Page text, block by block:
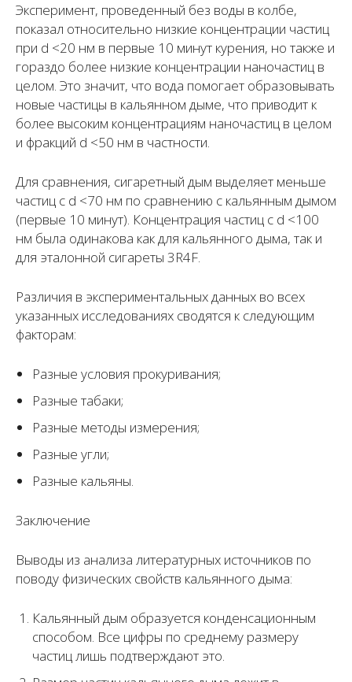
Эксперимент, проведенный без воды в колбе,
показал относительно низкие концентрации частиц
при d <20 нм в первые 10 минут курения, но также и
гораздо более низкие концентрации наночастиц в
целом. Это значит, что вода помогает образовывать
новые частицы в кальянном дыме, что приводит к
более высоким концентрациям наночастиц в целом
и фракций d <50 нм в частности.
Для сравнения, сигаретный дым выделяет меньше
частиц с d <70 нм по сравнению с кальянным дымом
(первые 10 минут). Концентрация частиц с d <100
нм была одинакова как для кальянного дыма, так и
для эталонной сигареты 3R4F.
Различия в экспериментальных данных во всех
указанных исследованиях сводятся к следующим
факторам:
Разные условия прокуривания;
Разные табаки;
Разные методы измерения;
Разные угли;
Разные кальяны.
Заключение
Выводы из анализа литературных источников по
поводу физических свойств кальянного дыма:
Кальянный дым образуется конденсационным
способом. Все цифры по среднему размеру
частиц лишь подтверждают это.